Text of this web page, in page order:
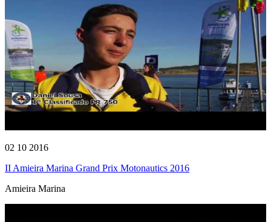
02 10 2016
II Amieira Marina Grand Prix Motonautics 2016
Amieira Marina